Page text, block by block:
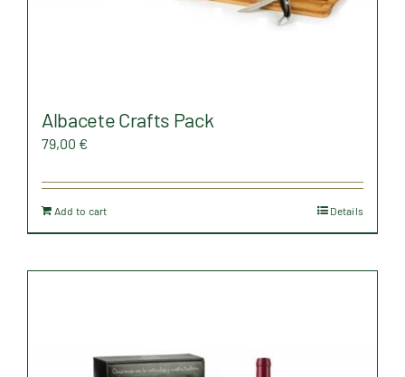
Albacete Crafts Pack
79,00 €
Add to cart Details